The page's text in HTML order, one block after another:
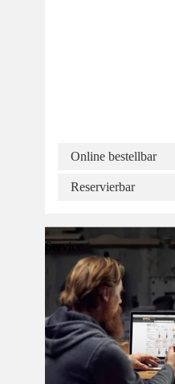
Online bestellbar
Reservierbar
Service